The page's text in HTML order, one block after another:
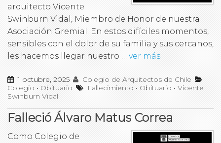
arquitecto Vicente
Swinburn Vidal, Miembro de Honor de nuestra
Asociación Gremial. En estos difíciles momentos,
sensibles con el dolor de su familia y sus cercanos,
les hacemos llegar nuestro … ver más
1 octubre, 2025
Colegio de Arquitectos de Chile
Colegio • Obituario Fallecimiento • Obituario •Vicente
Swinburn Vidal
Falleció Álvaro Matus Correa
Como Colegio de